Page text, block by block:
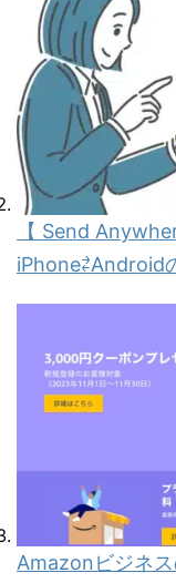
【 Send
iPhone⇄Android
Amazonビジネス